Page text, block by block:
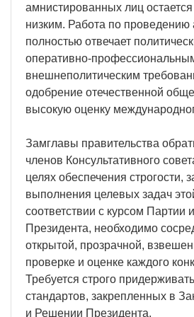
амнистированных лиц
низким. Работа по проведению
полностью отвечает
оперативно-
внешнеполитическим
одобрение отечественной
высокую оценку
Замглавы правительства
членов Консультативного
целях обеспечения строгости,
выполнения целевых задач
соответствии с курсом Партии
Президента, необходимо
открытой, прозрачной,
проверке и оценке каждого
Требуется строго
стандартов, закрепленных в
и Решении Президента.